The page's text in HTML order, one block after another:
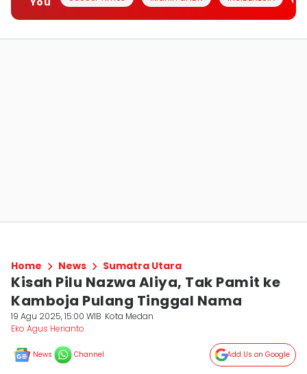
Home News Sumatra Utara
Kisah Pilu Nazwa Aliya, Tak Pamit ke
Kamboja Pulang Tinggal Nama
19 Agu 2025, 15:00 WIB Kota Medan
Eko Agus Herianto
News Channel Add Us on Google